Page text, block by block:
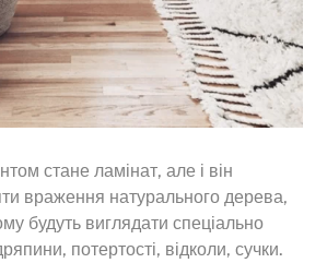
стане ламінат, але і він
враження натурального дерева,
будуть виглядати спеціально
потертості, відколи, сучки.